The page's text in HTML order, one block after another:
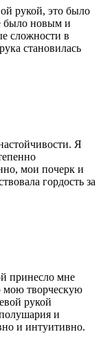
рукой, это было
было новым и
сложности в
становилась
Я
мои почерк и
гордость за
принесло мне
мою творческую
рукой
и
и интуитивно.